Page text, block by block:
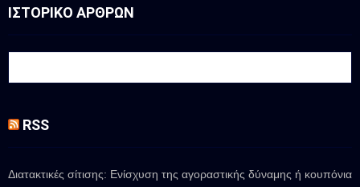
ΙΣΤΟΡΙΚΟ ΑΡΘΡΩΝ
RSS
Διατακτικές σίτισης: Ενίσχυση της αγοραστικής δύναμης ή κουπόνια